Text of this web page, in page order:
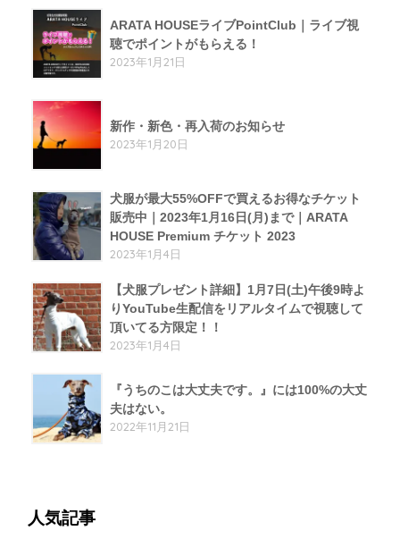
ARATA HOUSEライブPointClub｜ライブ視
聴でポイントがもらえる！
2023年1月21日
新作・新色・再入荷のお知らせ
2023年1月20日
犬服が最大55%OFFで買えるお得なチケット
販売中｜2023年1月16日(月)まで｜ARATA
HOUSE Premium チケット 2023
2023年1月4日
【犬服プレゼント詳細】1月7日(土)午後9時よ
りYouTube生配信をリアルタイムで視聴して
頂いてる方限定！！
2023年1月4日
『うちのこは大丈夫です。』には100%の大丈
夫はない。
2022年11月21日
人気記事